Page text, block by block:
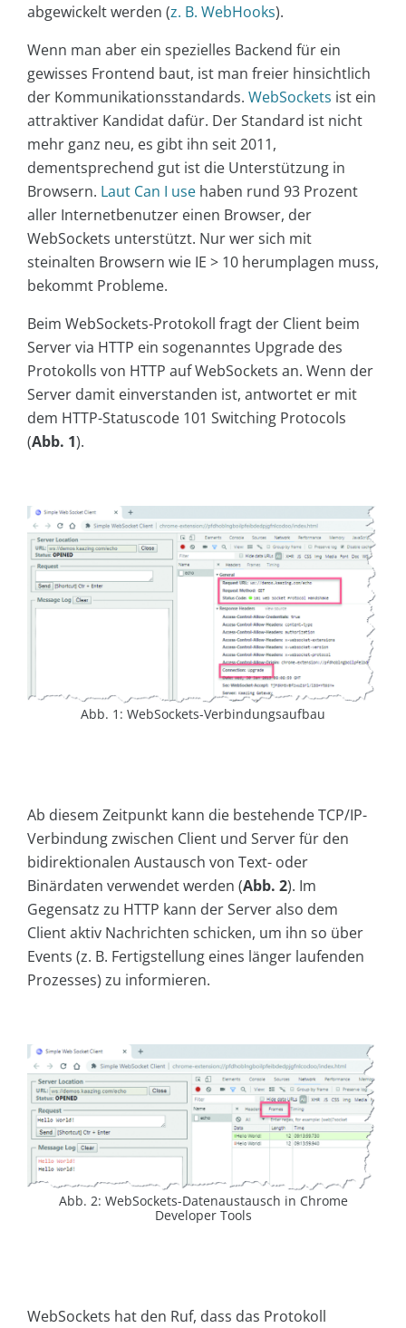
abgewickelt werden (z. B. WebHooks).
Wenn man aber ein spezielles Backend für ein
gewisses Frontend baut, ist man freier hinsichtlich
der Kommunikationsstandards. WebSockets ist ein
attraktiver Kandidat dafür. Der Standard ist nicht
mehr ganz neu, es gibt ihn seit 2011,
dementsprechend gut ist die Unterstützung in
Browsern. Laut Can I use haben rund 93 Prozent
aller Internetbenutzer einen Browser, der
WebSockets unterstützt. Nur wer sich mit
steinalten Browsern wie IE > 10 herumplagen muss,
bekommt Probleme.
Beim WebSockets-Protokoll fragt der Client beim
Server via HTTP ein sogenanntes Upgrade des
Protokolls von HTTP auf WebSockets an. Wenn der
Server damit einverstanden ist, antwortet er mit
dem HTTP-Statuscode 101 Switching Protocols
(Abb. 1).
Abb. 1: WebSockets-Verbindungsaufbau
Ab diesem Zeitpunkt kann die bestehende TCP/IP-
Verbindung zwischen Client und Server für den
bidirektionalen Austausch von Text- oder
Binärdaten verwendet werden (Abb. 2). Im
Gegensatz zu HTTP kann der Server also dem
Client aktiv Nachrichten schicken, um ihn so über
Events (z. B. Fertigstellung eines länger laufenden
Prozesses) zu informieren.
Abb. 2: WebSockets-Datenaustausch in Chrome
Developer Tools
WebSockets hat den Ruf, dass das Protokoll